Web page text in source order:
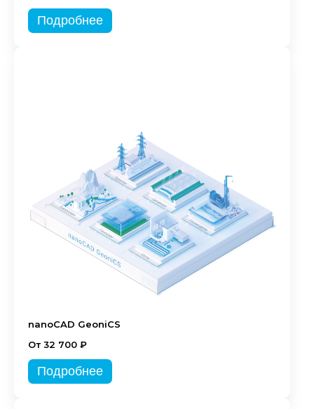
Подробнее
nanoCAD GeoniCS
От 32 700 ₽
Подробнее